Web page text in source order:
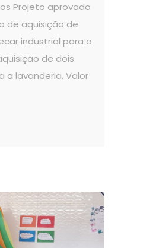
Projeto aprovado
de aquisição de
industrial para o
de dois
a lavanderia. Valor